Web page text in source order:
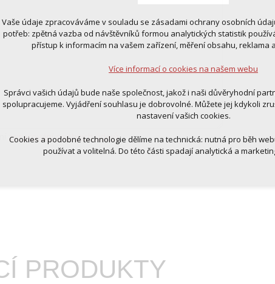
zpracování osobních údajů.
PRODUKTY
Technická cookies
nutná pro provozování webu
udržení kontextu stránek (session): případná přihlášení, volby
analytická pro anonymizované vyhodnocení návštěvnosti
marketingová cookies (Google, Ecomail, Sklik, Smartsupp, Heureka)
Více informací o cookies na našem webu
Vaše údaje zpracováváme v souladu se zásadami ochrany osobních
potřeb: zpětná vazba od návštěvníků formou analytických statistik
přístup k informacím na vašem zařízení, měření obsahu, reklama
Více informací o cookies na našem webu
Správci vašich údajů bude naše společnost, jakož i naši důvěryhodní
spolupracujeme. Vyjádření souhlasu je dobrovolné. Můžete jej kdykoli
nastavení vašich cookies.
Cookies a podobné technologie dělíme na technická: nutná pro běh
používat a volitelná. Do této části spadají analytická a